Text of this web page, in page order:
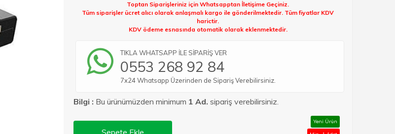
Toptan Siparişleriniz için Whatsapptan İletişime Geçiniz.
Tüm siparişler ücret alıcı olarak anlaşmalı kargo ile gönderilmektedir. Tüm fiyatlar KDV
harictir.
KDV ödeme esnasında otomatik olarak eklenmektedir.
TIKLA WHATSAPP İLE SİPARİŞ VER
0553 268 92 84
7x24 Whatsapp Üzerinden de Sipariş Verebilirsiniz.
Bilgi : Bu ürünümüzden minimum 1 Ad. sipariş verebilirsiniz.
Sepete Ekle
Yeni Ürün